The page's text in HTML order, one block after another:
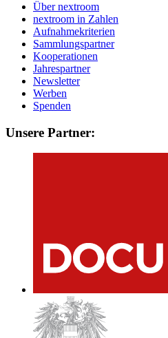
Über nextroom
nextroom in Zahlen
Aufnahmekriterien
Sammlungspartner
Kooperationen
Jahrespartner
Newsletter
Werben
Spenden
Unsere Partner: